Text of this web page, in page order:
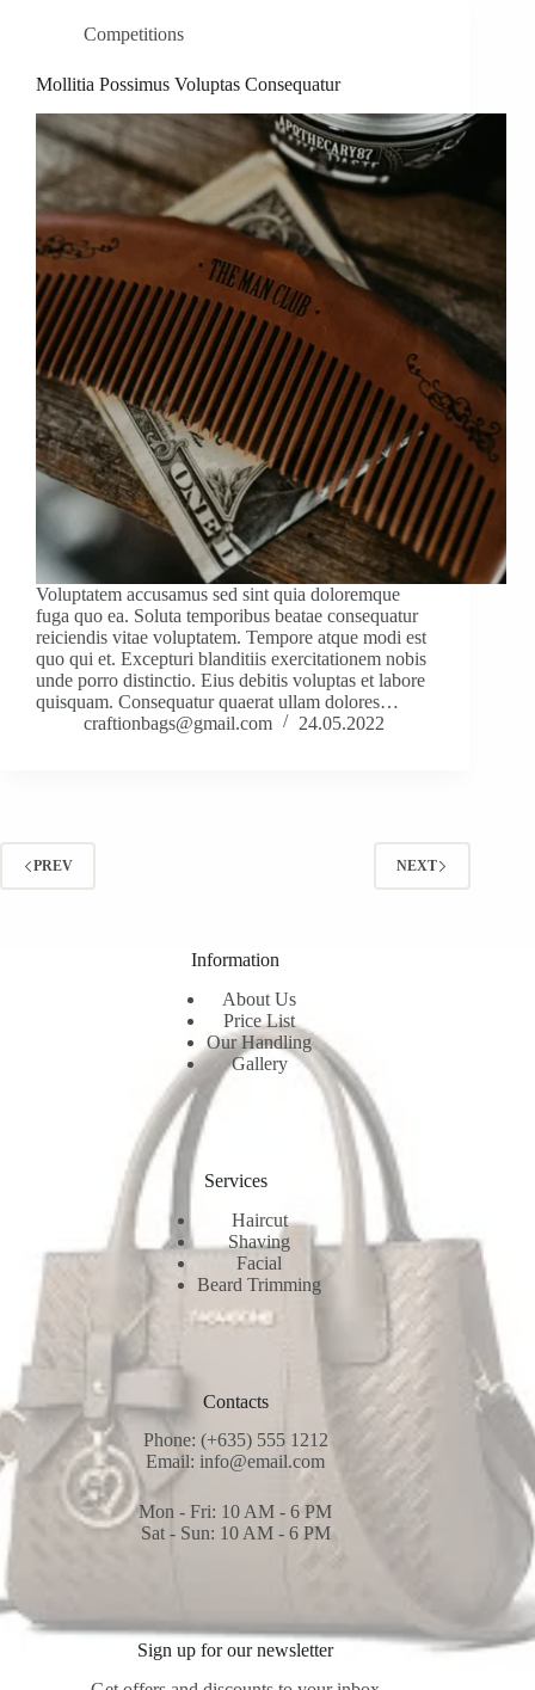
Competitions
Mollitia Possimus Voluptas Consequatur
Voluptatem accusamus sed sint quia doloremque
fuga quo ea. Soluta temporibus beatae consequatur
reiciendis vitae voluptatem. Tempore atque modi est
quo qui et. Excepturi blanditiis exercitationem nobis
unde porro distinctio. Eius debitis voluptas et labore
quisquam. Consequatur quaerat ullam dolores…
craftionbags@gmail.com
24.05.2022
PREV NEXT
Information
About Us
Price List
Our Handling
Gallery
Services
Haircut
Shaving
Facial
Beard Trimming
Contacts
Phone: (+635) 555 1212
Email: info@email.com
Mon - Fri: 10 AM - 6 PM
Sat - Sun: 10 AM - 6 PM
Sign up for our newsletter